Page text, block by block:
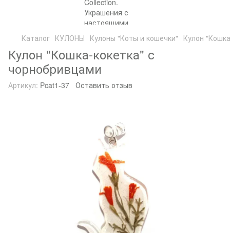
Каталог КУЛОНЫ Кулоны "Коты и кошечки" Кулон
Кулон "Кошка-кокетка" с
чорнобривцами
Артикул: Pcat1-37 Оставить отзыв